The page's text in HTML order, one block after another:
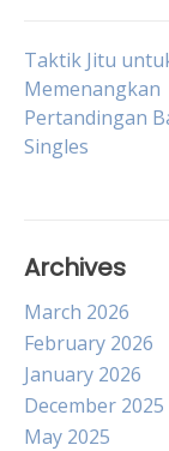
Post
Taktik Jitu
Memenangkan
Pertandingan
Singles
Archives
March 2026
February 2026
January 2026
December 2025
May 2025